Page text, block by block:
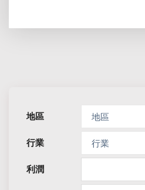
地區 地區
行業 行業
利潤